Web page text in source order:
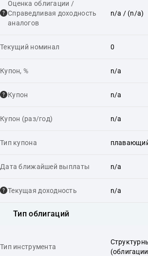
Оценка облигации /
Справедливая доходность
аналогов
n/a / (n/a)
Текущий номинал 0
Купон, % n/a
Купон n/a
Купон (раз/год) n/a
Тип купона
Дата ближайшей выплаты n/a
Текущая доходность n/a
Тип облигаций
Тип инструмента